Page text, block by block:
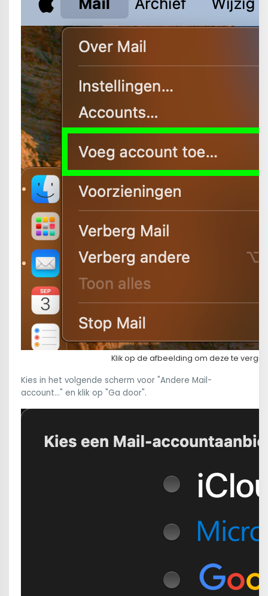
Klik op de afbeelding om deze te
Kies in het volgende scherm voor "Andere Mail-
account..." en klik op "Ga door".